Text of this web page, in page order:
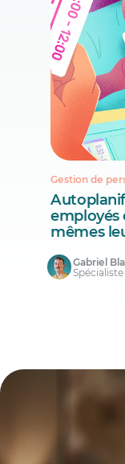
Gestion de
employés
mêmes
Gabriel